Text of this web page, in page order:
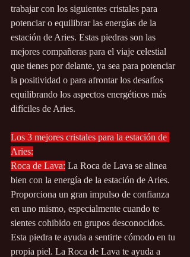
trabajar con los siguientes cristales para
potenciar o equilibrar las energías de la
estación de Aries. Estas piedras son las
mejores compañeras para el viaje celestial
que tienes por delante, ya sea para potenciar
la positividad o para afrontar los desafíos
equilibrando los aspectos energéticos más
difíciles de Aries.
Los 3 mejores cristales para la estación de
Aries:
Roca de Lava: La Roca de Lava se alinea
bien con la energía de la estación de Aries.
Proporciona un gran impulso de confianza
en uno mismo, especialmente cuando te
sientes cohibido en grupos desconocidos.
Esta piedra te ayuda a sentirte cómodo en tu
propia piel. La Roca de Lava te ayuda a